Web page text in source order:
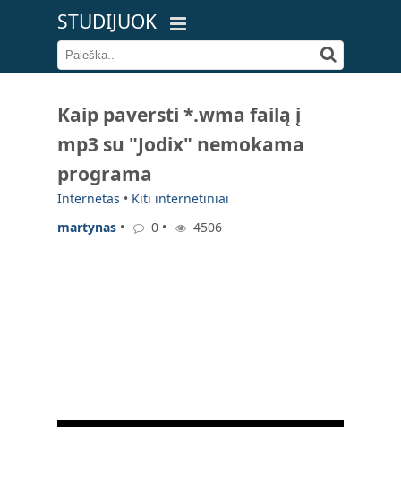
STUDIJUOK
Kaip paversti *.wma failą į
mp3 su "Jodix" nemokama
programa
Internetas • Kiti internetiniai
martynas • 0 • 4506